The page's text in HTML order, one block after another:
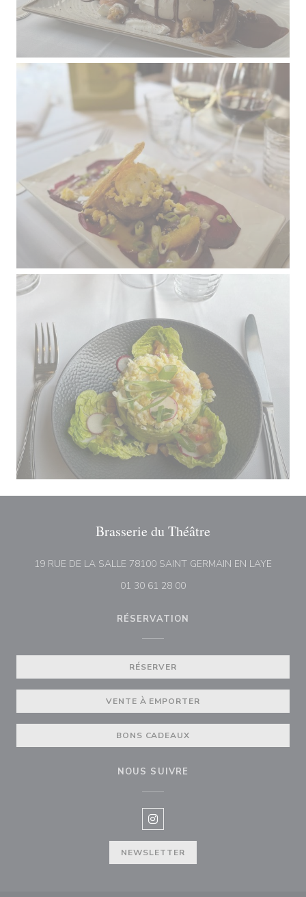
Brasserie du Théâtre
19 RUE DE LA SALLE 78100 SAINT GERMAIN EN LAYE
01 30 61 28 00
RÉSERVATION
RÉSERVER
VENTE À EMPORTER
BONS CADEAUX
NOUS SUIVRE
Instagram ((ouvre une nouvelle
NEWSLETTER